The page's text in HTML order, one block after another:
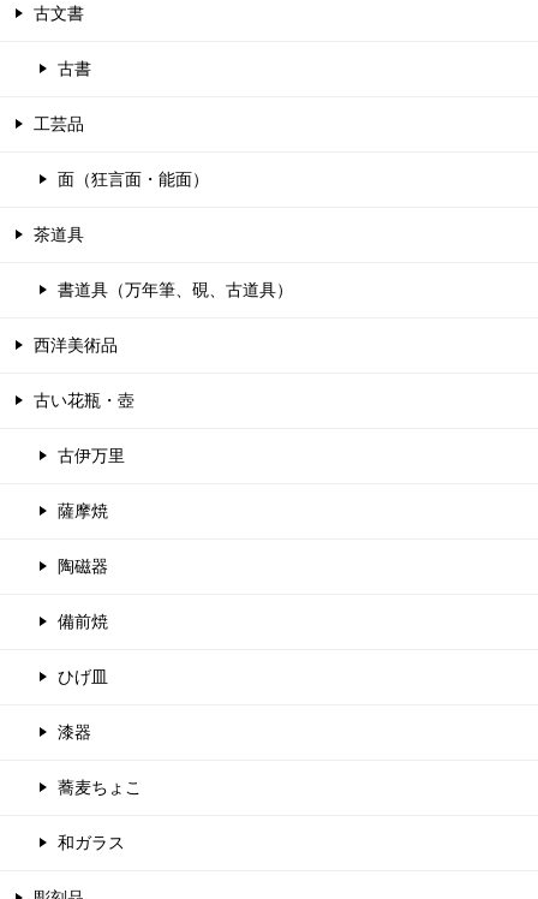
古文書
古書
工芸品
面（狂言面・能面）
茶道具
書道具（万年筆、硯、古道具）
西洋美術品
古い花瓶・壺
古伊万里
薩摩焼
陶磁器
備前焼
ひげ皿
漆器
蕎麦ちょこ
和ガラス